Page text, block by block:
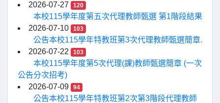
2026-07-27
120
本校115學年度第五次代理教師甄選 第1階段結果
2026-07-10
103
公告本校115學年特教班第3次代理教師甄選簡章.
2026-07-22
103
本校115學年度第5次代理(課)教師甄選簡章 (一次
公告分次招考)
2026-07-09
94
公告本校115學年特教班第2次第3階段代理教師